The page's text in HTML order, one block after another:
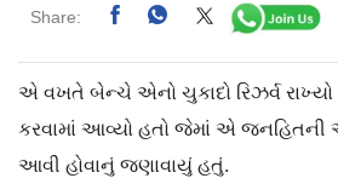
Share:
એ વખતે બેન્ચે એનો ચુકાદો રિઝર્વ
કરવામાં આવ્યો હતો જેમાં એ જનહિતની
આવી હોવાનું જણાવાયું હતું.